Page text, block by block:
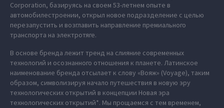
Corporation, базируясь на своем 53-летнем опыте в
автомобилестроении, открыл новое подразделение с целью
перезапустить и возглавить направление премиального
транспорта на электротяге.
В основе бренда лежит тренд на слияние современных
технологий и осознанного отношения к планете. Латинское
наименование бренда отсылает к слову «Вояж» (Voyage), таким
образом, символизируя начало путешествия в новую эру
технологических открытий в концепции Новая эра
технологических открытий*. Мы прощаемся с тем временем,